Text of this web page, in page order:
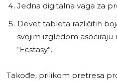
Jedna digitalna vaga za
Devet tableta različitih
svojim izgledom
“Ecstasy”.
Takođe, prilikom pretresa